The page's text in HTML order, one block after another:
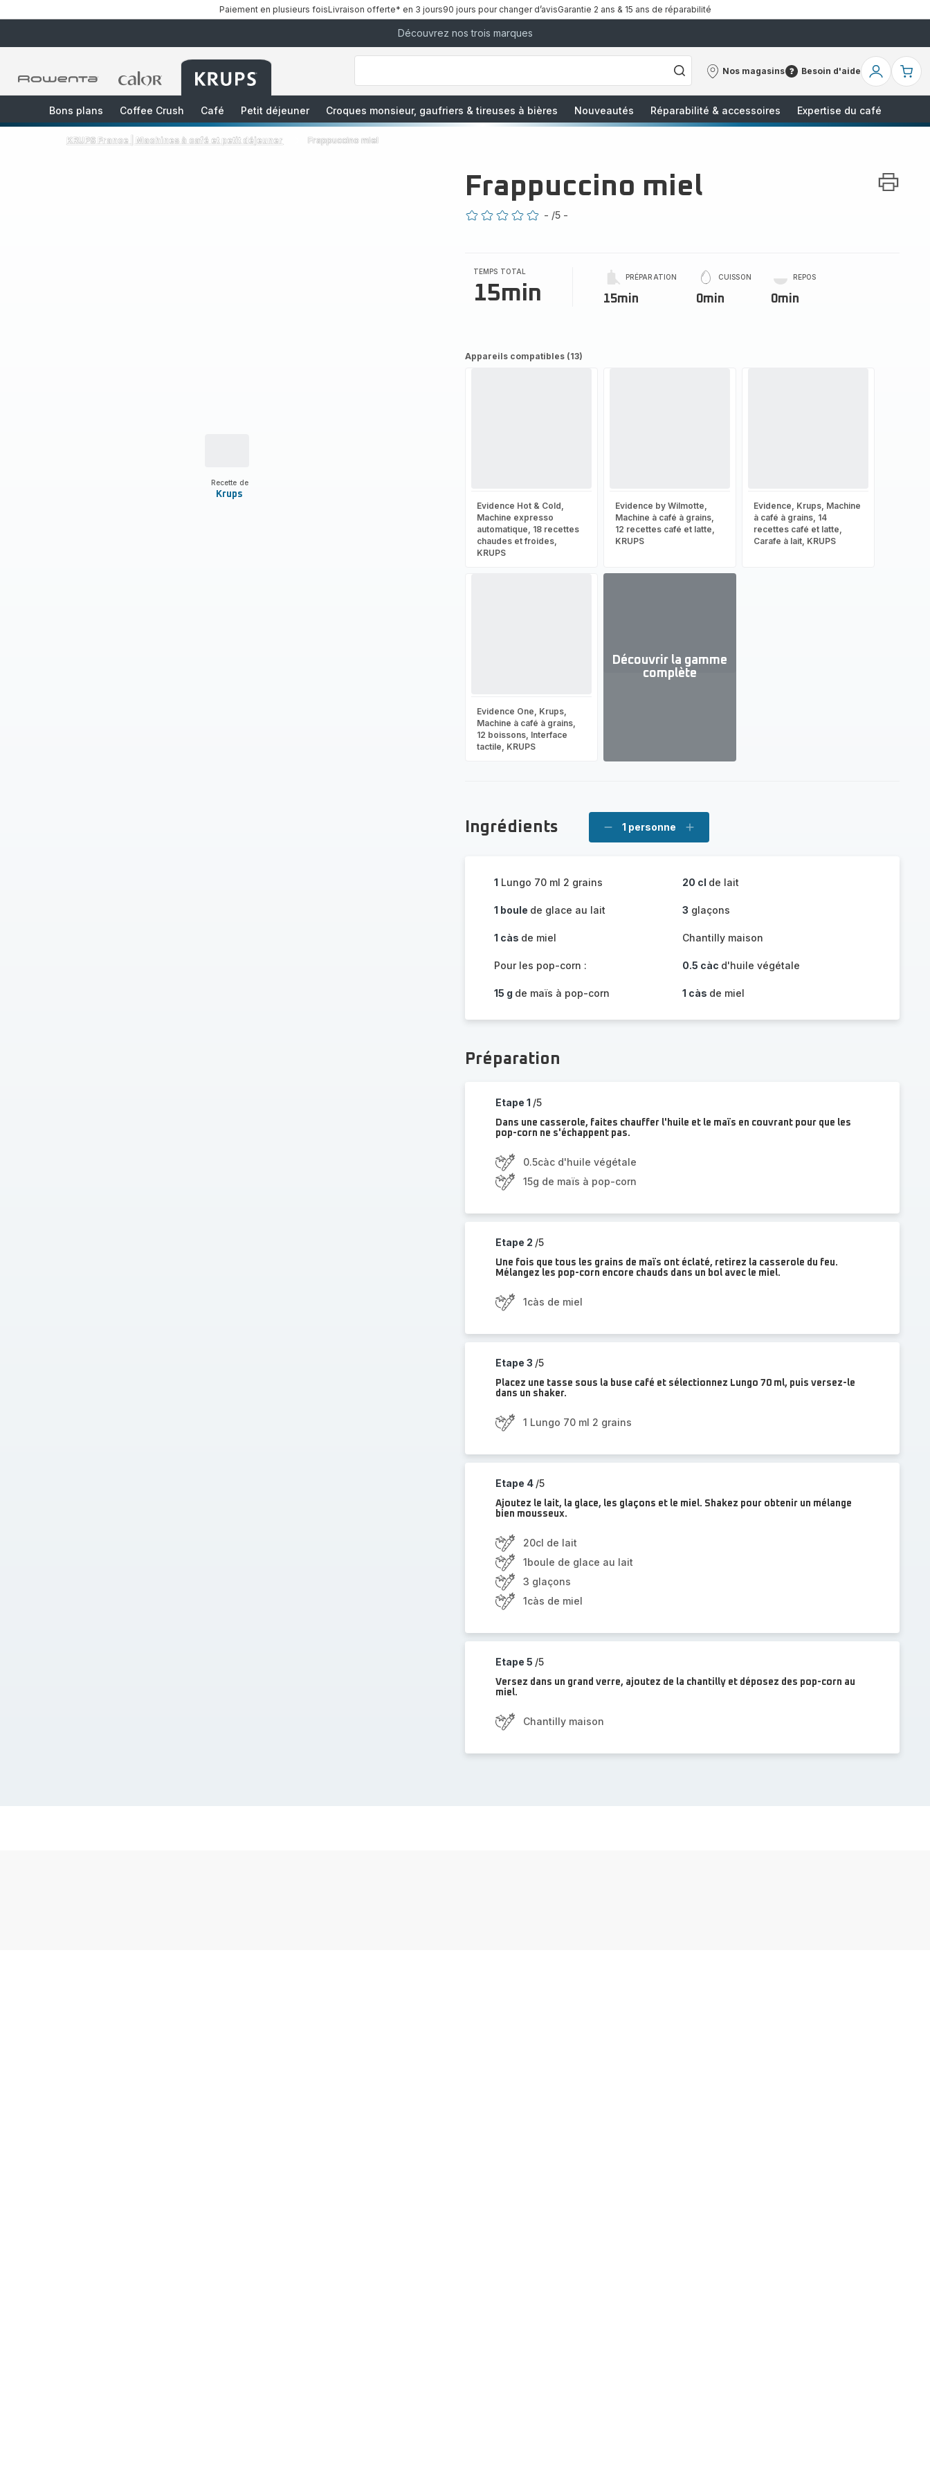
Paiement en plusieurs foisLivraison offerte* en 3 jours90 jours pour changer d’avisGarantie 2 ans & 15 ans de réparabilité
Découvrez nos trois marques
Accueil
Accueil
Accueil
["Que
recherchez-
Café
Grains","Centrales
Vapeurs","Sèche
Nos magasins
Nos
Besoin d'aide
Besoin
Mon
Bons plans
Coffee Crush Café Petit déjeuner Croques monsieur, gaufriers & tireuses à bières Nouveautés Réparabilité & accessoires Expertise du café
KRUPS France | Machines à café et petit déjeuner Frappuccino miel
Recette de
Krups
Frappuccino miel
- /5 -
TEMPS TOTAL
15min
PRÉPARATION
15min
CUISSON
0min
REPOS
0min
Appareils compatibles (13)
Evidence Hot & Cold,
Machine expresso
automatique, 18 recettes
chaudes et froides,
KRUPS
Evidence by Wilmotte,
Machine à café à grains,
12 recettes café et latte,
KRUPS
Evidence, Krups, Machine
à café à grains, 14
recettes café et latte,
Carafe à lait, KRUPS
Evidence One, Krups,
Machine à café à grains,
12 boissons, Interface
tactile, KRUPS
Découvrir la gamme
complète
Ingrédients
Supprimer
1 personne
Ajouter
1 Lungo 70 ml 2 grains 20 cl de lait
1 boule de glace au lait 3 glaçons
1 càs de miel Chantilly maison
Pour les pop-corn : 0.5 càc d'huile végétale
15 g de maïs à pop-corn 1 càs de miel
Préparation
Etape 1 /5
Dans une casserole, faites chauffer l'huile et le maïs en couvrant pour que les
pop-corn ne s'échappent pas.
0.5càc d'huile végétale
15g de maïs à pop-corn
Etape 2 /5
Une fois que tous les grains de maïs ont éclaté, retirez la casserole du feu.
Mélangez les pop-corn encore chauds dans un bol avec le miel.
1càs de miel
Etape 3 /5
Placez une tasse sous la buse café et sélectionnez Lungo 70 ml, puis versez-le
dans un shaker.
1 Lungo 70 ml 2 grains
Etape 4 /5
Ajoutez le lait, la glace, les glaçons et le miel. Shakez pour obtenir un mélange
bien mousseux.
20cl de lait
1boule de glace au lait
3 glaçons
1càs de miel
Etape 5 /5
Versez dans un grand verre, ajoutez de la chantilly et déposez des pop-corn au
miel.
Chantilly maison